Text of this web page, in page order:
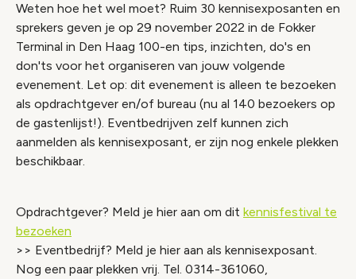
Weten hoe het wel moet? Ruim 30 kennisexposanten en
sprekers geven je op 29 november 2022 in de Fokker
Terminal in Den Haag 100-en tips, inzichten, do's en
don'ts voor het organiseren van jouw volgende
evenement. Let op: dit evenement is alleen te bezoeken
als opdrachtgever en/of bureau (nu al 140 bezoekers op
de gastenlijst!). Eventbedrijven zelf kunnen zich
aanmelden als kennisexposant, er zijn nog enkele plekken
beschikbaar.
Opdrachtgever? Meld je hier aan om dit kennisfestival te
bezoeken
>> Eventbedrijf? Meld je hier aan als kennisexposant.
Nog een paar plekken vrij. Tel. 0314-361060,